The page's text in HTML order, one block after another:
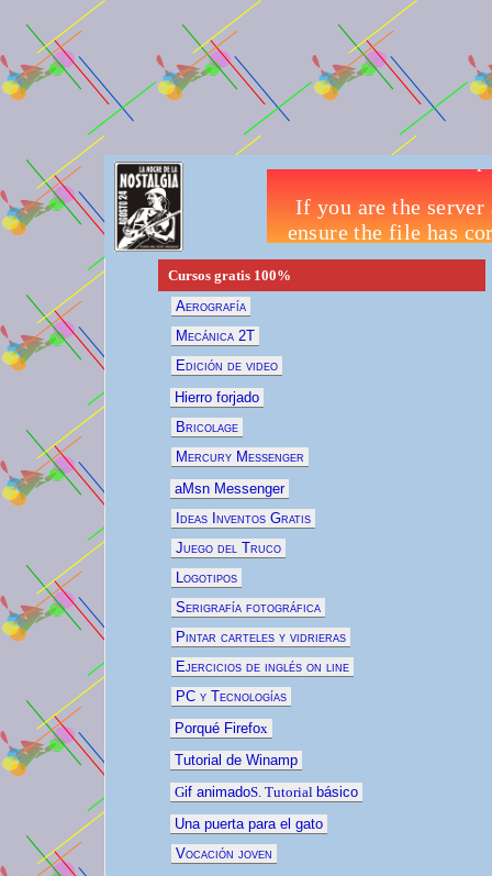
Cursos gratis 100%
Aerografía
Mecánica 2T
Edición de video
Hierro forjado
Bricolage
Mercury Messenger
aMsn Messenger
Ideas Inventos Gratis
Juego del Truco
Logotipos
Serigrafía fotográfica
Pintar carteles y vidrieras
Ejercicios de inglés on line
PC y Tecnologías
Porqué Firefox
Tutorial de Winamp
Gif animadoS. Tutorial básico
Una puerta para el gato
Vocación joven